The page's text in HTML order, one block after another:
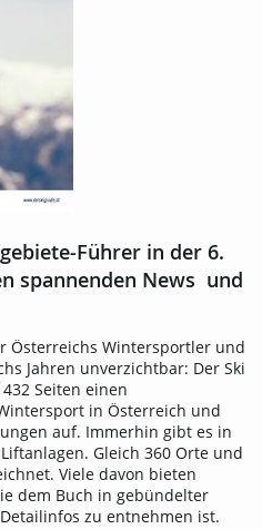
Führer in der 6.
spannenden News und
Österreichs Wintersportler und
Jahren unverzichtbar: Der Ski
Seiten einen
in Österreich und
auf. Immerhin gibt es in
Gleich 360 Orte und
Viele davon bieten
dem Buch in gebündelter
zu entnehmen ist.